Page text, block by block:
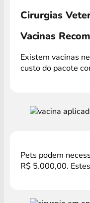
Cirurgias
Vacinas
Existem vacinas
custo do pacote
Pets podem
R$ 5.000,00.